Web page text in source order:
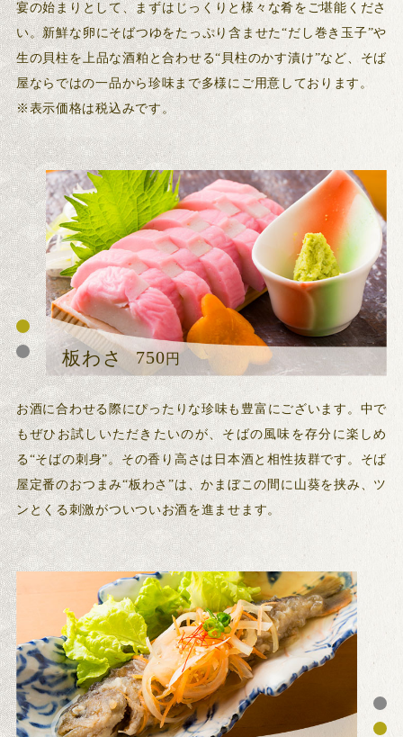
宴の始まりとして、まずはじっくりと様々な肴をご堪能くださ
い。新鮮な卵にそばつゆをたっぷり含ませた“だし巻き玉子”や
生の貝柱を上品な酒粕と合わせる“貝柱のかす漬け”など、そば
屋ならではの一品から珍味まで多様にご用意しております。
※表示価格は税込みです。
板わさ 750円
そばの刺身 850円
お酒に合わせる際にぴったりな珍味も豊富にございます。中で
もぜひお試しいただきたいのが、そばの風味を存分に楽しめ
る“そばの刺身”。その香り高さは日本酒と相性抜群です。そば
屋定番のおつまみ“板わさ”は、かまぼこの間に山葵を挟み、ツ
ンとくる刺激がついついお酒を進ませます。